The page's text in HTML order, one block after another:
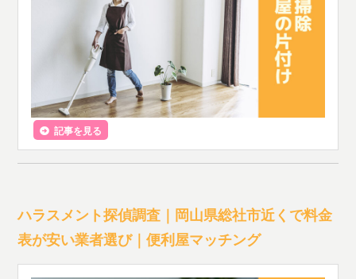
記事を見る
ハラスメント探偵調査｜岡山県総社市近くで料金
表が安い業者選び｜便利屋マッチング